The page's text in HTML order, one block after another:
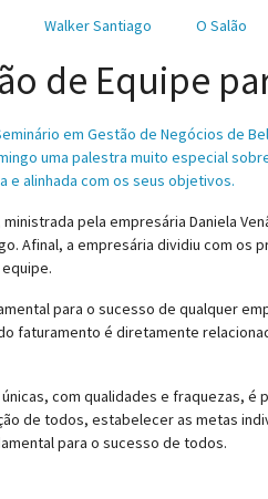
Walker Santiago O Salão
de Equipe
em Gestão de Negócios de
uma palestra muito especial
e alinhada com os seus objetivos.
pela empresária Daniela
Afinal, a empresária dividiu com os
para o sucesso de qualquer
faturamento é diretamente
com qualidades e fraquezas, é
de todos, estabelecer as metas
para o sucesso de todos.